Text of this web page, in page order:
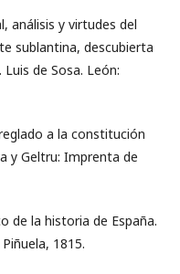
análisis y virtudes del
sublantina, descubierta
de Sosa. León:
a la constitución
y Geltru: Imprenta de
de la historia de España.
1815.